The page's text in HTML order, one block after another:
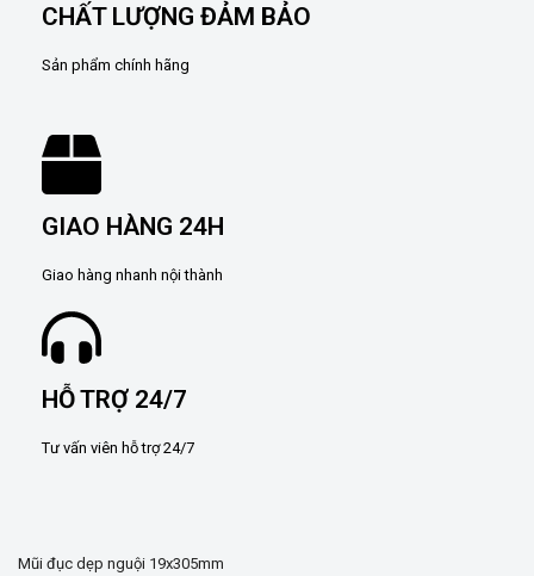
CHẤT LƯỢNG ĐẢM BẢO
Sản phẩm chính hãng
GIAO HÀNG 24H
Giao hàng nhanh nội thành
HỖ TRỢ 24/7
Tư vấn viên hỗ trợ 24/7
Mũi đục dẹp nguội 19x305mm